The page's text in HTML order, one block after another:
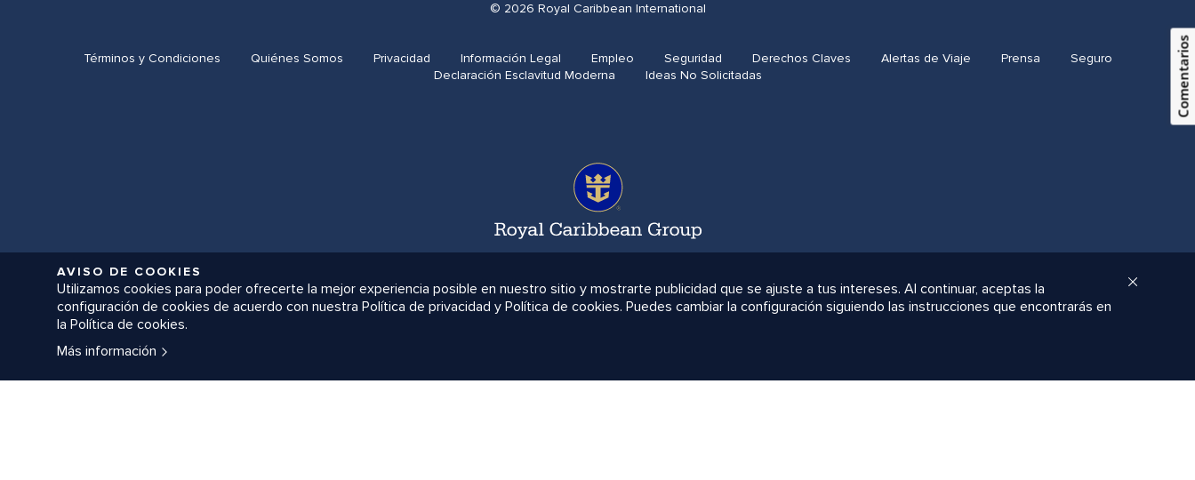
AVISO DE COOKIES
Utilizamos cookies para poder ofrecerte la mejor experiencia posible en nuestro sitio y mostrarte publicidad que se ajuste a tus intereses. Al continuar, aceptas la
configuración de cookies de acuerdo con nuestra Política de privacidad y Política de cookies. Puedes cambiar la configuración siguiendo las instrucciones que encontrarás en
la Política de cookies.
Más información
© 2026 Royal Caribbean International
Términos y Condiciones Quiénes Somos Privacidad Información Legal Empleo Seguridad Derechos Claves Alertas de Viaje Prensa
Seguro
Declaración Esclavitud Moderna
Ideas No Solicitadas Comentarios